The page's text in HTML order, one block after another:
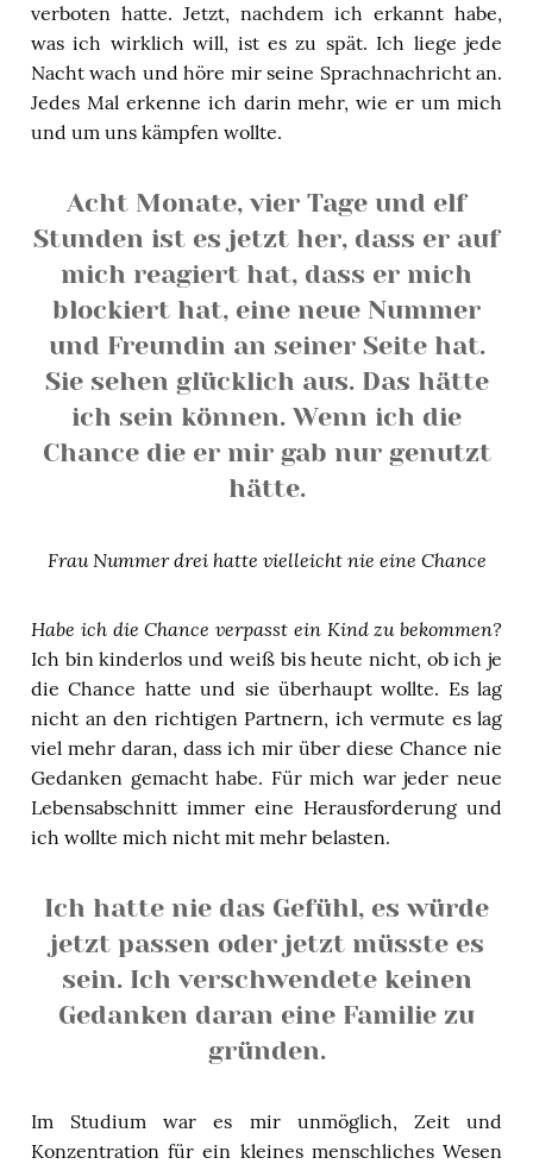
verboten hatte. Jetzt, nachdem ich erkannt habe,
was ich wirklich will, ist es zu spät. Ich liege jede
Nacht wach und höre mir seine Sprachnachricht an.
Jedes Mal erkenne ich darin mehr, wie er um mich
und um uns kämpfen wollte.
Acht Monate, vier Tage und elf
Stunden ist es jetzt her, dass er auf
mich reagiert hat, dass er mich
blockiert hat, eine neue Nummer
und Freundin an seiner Seite hat.
Sie sehen glücklich aus. Das hätte
ich sein können. Wenn ich die
Chance die er mir gab nur genutzt
hätte.
Frau Nummer drei hatte vielleicht nie eine Chance
Habe ich die Chance verpasst ein Kind zu bekommen?
Ich bin kinderlos und weiß bis heute nicht, ob ich je
die Chance hatte und sie überhaupt wollte. Es lag
nicht an den richtigen Partnern, ich vermute es lag
viel mehr daran, dass ich mir über diese Chance nie
Gedanken gemacht habe. Für mich war jeder neue
Lebensabschnitt immer eine Herausforderung und
ich wollte mich nicht mit mehr belasten.
Ich hatte nie das Gefühl, es würde
jetzt passen oder jetzt müsste es
sein. Ich verschwendete keinen
Gedanken daran eine Familie zu
gründen.
Im Studium war es mir unmöglich, Zeit und
Konzentration für ein kleines menschliches Wesen